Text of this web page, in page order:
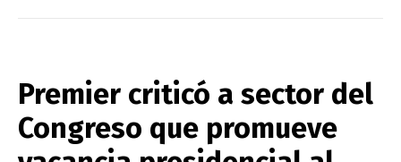
Premier criticó a sector del
Congreso que promueve